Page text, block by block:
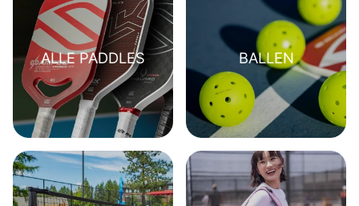
ALLE PADDLES BALLEN